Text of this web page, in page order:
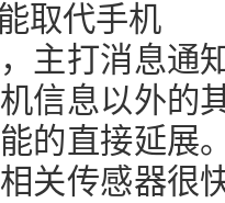
取代手机
主打消息通
信息以外的
的直接延展
关传感器很